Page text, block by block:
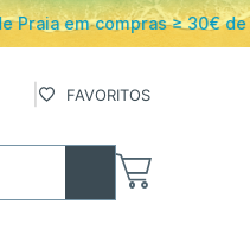
FAVORITOS